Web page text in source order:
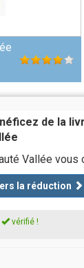
de la
Vallée
la réduction
vérifié !